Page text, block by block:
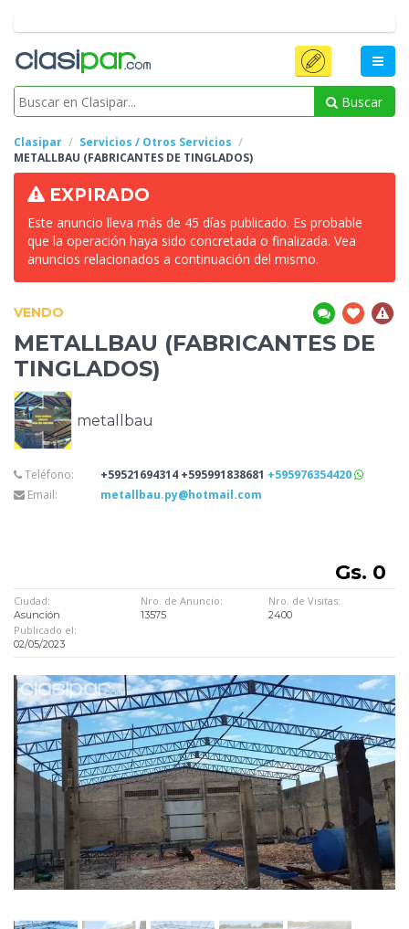
Buscar
Clasipar
Servicios / Otros Servicios
METALLBAU (FABRICANTES DE TINGLADOS)
EXPIRADO
Este anuncio lleva más de 45 días publicado. Es probable
que la operación haya sido concretada o finalizada. Vea
anuncios relacionados a continuación del mismo.
VENDO
METALLBAU (FABRICANTES DE
TINGLADOS)
metallbau
Teléfono: +59521694314 +595991838681 +595976354420
Email:
metallbau.py@hotmail.com
Gs. 0
Ciudad:
Asunción
Nro. de Anuncio:
13575
Nro. de Visitas:
2400
Publicado el:
02/05/2023